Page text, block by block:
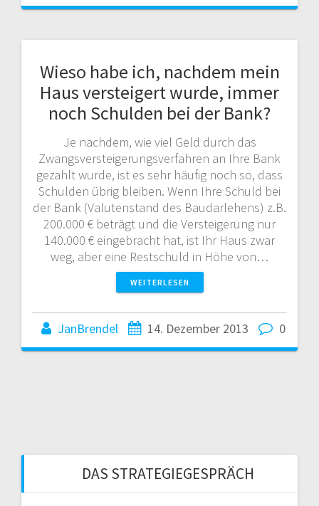
Wieso habe ich, nachdem mein
Haus versteigert wurde, immer
noch Schulden bei der Bank?
Je nachdem, wie viel Geld durch das
Zwangsversteigerungsverfahren an Ihre Bank
gezahlt wurde, ist es sehr häufig noch so, dass
Schulden übrig bleiben. Wenn Ihre Schuld bei
der Bank (Valutenstand des Baudarlehens) z.B.
200.000 € beträgt und die Versteigerung nur
140.000 € eingebracht hat, ist Ihr Haus zwar
weg, aber eine Restschuld in Höhe von…
WEITERLESEN
JanBrendel 14. Dezember 2013 0
DAS STRATEGIEGESPRÄCH